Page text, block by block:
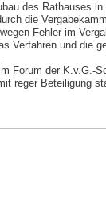
des Rathauses
die
Fehler im
Verfahren und die
Forum der K.v.G.-
reger Beteiligung